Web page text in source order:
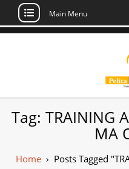
Skip
Main Menu
Tag: TRAINING
MA
Home› Posts Tagged